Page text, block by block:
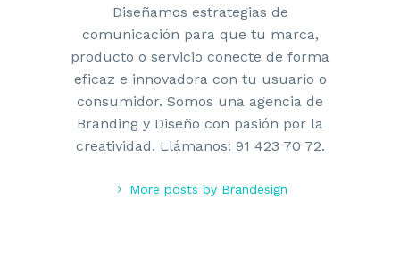
Diseñamos estrategias de
comunicación para que tu marca,
producto o servicio conecte de forma
eficaz e innovadora con tu usuario o
consumidor. Somos una agencia de
Branding y Diseño con pasión por la
creatividad. Llámanos: 91 423 70 72.
More posts by Brandesign